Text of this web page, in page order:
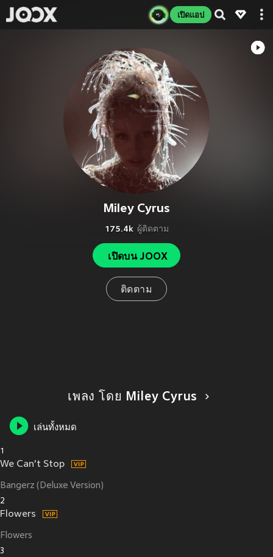
เปิดแอป
Miley Cyrus
175.4k ผู้ติดตาม
เปิดบน JOOX
ติดตาม
เพลง โดย Miley Cyrus
เล่นทั้งหมด
1
We Can't Stop
Bangerz (Deluxe Version)
2
Flowers
Flowers
3